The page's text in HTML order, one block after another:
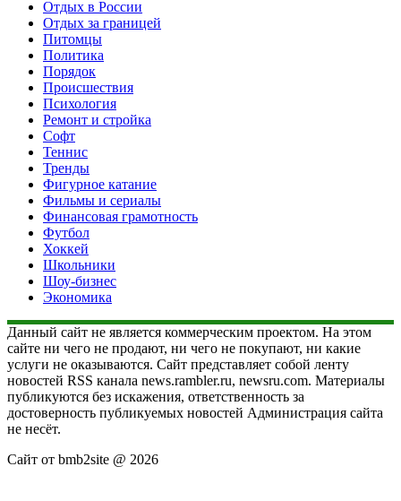
Отдых в России
Отдых за границей
Питомцы
Политика
Порядок
Происшествия
Психология
Ремонт и стройка
Софт
Теннис
Тренды
Фигурное катание
Фильмы и сериалы
Финансовая грамотность
Футбол
Хоккей
Школьники
Шоу-бизнес
Экономика
Данный сайт не является коммерческим проектом. На этом
сайте ни чего не продают, ни чего не покупают, ни какие
услуги не оказываются. Сайт представляет собой ленту
новостей RSS канала news.rambler.ru, newsru.com. Материалы
публикуются без искажения, ответственность за
достоверность публикуемых новостей Администрация сайта
не несёт.
Сайт от bmb2site @ 2026